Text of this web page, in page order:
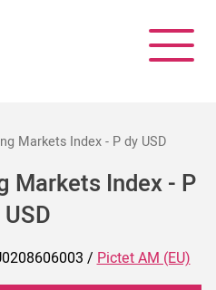
Markets Index - P dy USD
Markets Index - P
/Pictet AM (EU)